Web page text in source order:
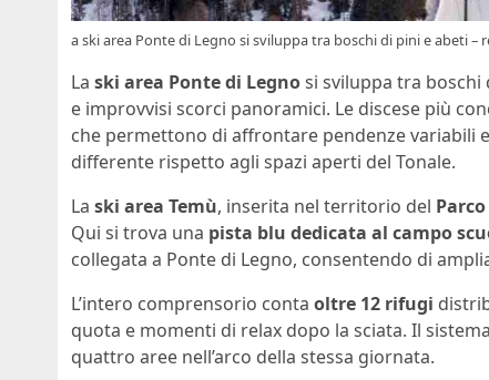
a ski area Ponte di Legno si sviluppa tra boschi di pini e abeti –
La ski area Ponte di Legnosi sviluppa tra boschi
e improvvisi scorci panoramici. Le discese più
che permettono di affrontare pendenze variabili
differente rispetto agli spazi aperti del Tonale.
La ski area Temù, inserita nel territorio del
Qui si trova una pista blu dedicata al campo
collegata a Ponte di Legno, consentendo di
L’intero comprensorio conta oltre 12 rifugi
quota e momenti di relax dopo la sciata. Il
quattro aree nell’arco della stessa giornata.